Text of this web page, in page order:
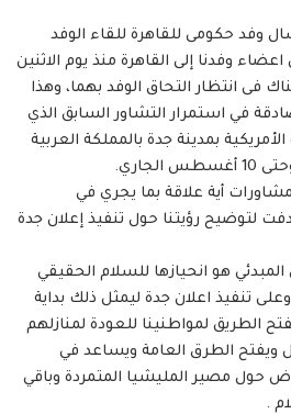
وفد حكومى للقاهرة للقاء الوفد
وفدنا إلى القاهرة منذ يوم الاثنين
ما زال هناك فى انتظار التحاق الوفد بهما، وهذا
في استمرار التشاور السابق الذي
الأمريكية بمدينة جدة بالمملكة العربية
أية علاقة بما يجري في
لتوضيح رؤيتنا حول تنفيذ إعلان جدة
هو انحيازها للسلام الحقيقي
تنفيذ اعلان جدة ليمثل ذلك بداية
الطريق لمواطنينا للعودة لمنازلهم
ويفتح الطرق العامة ويساعد في
حول مصير المليشيا المتمردة وباقي
.